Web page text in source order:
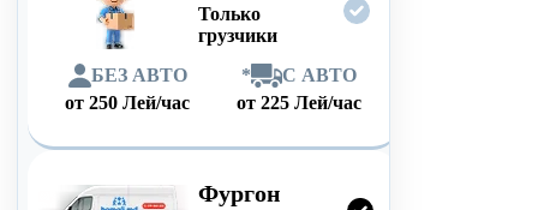
Только
грузчики
БЕЗ АВТО
от250 Лей/час
*
С АВТО
от 225 Лей/час
Фургон